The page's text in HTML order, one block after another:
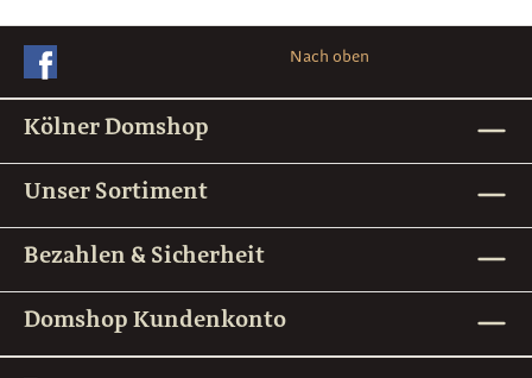
Nach oben
Kölner Domshop
Unser Sortiment
Bezahlen & Sicherheit
Domshop Kundenkonto